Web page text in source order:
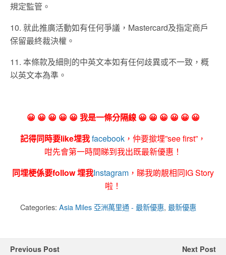
規定監管。
10. 就此推廣活動如有任何爭議，Mastercard及指定商⼾
保留最終裁決權。
11. 本條款及細則的中英文本如有任何歧異或不⼀致，概
以英文本為準。
😀 😀 😀 😀 😀 我是一條分隔線 😀 😀 😀 😀 😀 😀
記得同時要like埋我facebook ，仲要撳埋”see first”，
咁先會第一時間睇到我出既最新優惠！
同埋梗係要follow 埋我Instagram ，睇我啲靚相同IG Story
啦！
Categories: Asia Miles 亞洲萬里通 - 最新優惠, 最新優惠
Previous Post Next Post